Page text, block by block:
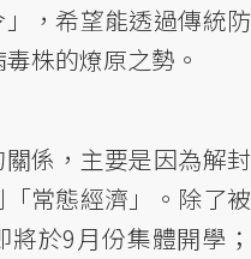
，希望能透過傳統防
株的燎原之勢。
係，主要是因為解封
常態經濟」。除了被
於9月份集體開學；